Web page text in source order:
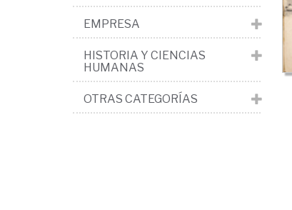
EMPRESA
HISTORIA Y CIENCIAS
HUMANAS
OTRAS CATEGORÍAS